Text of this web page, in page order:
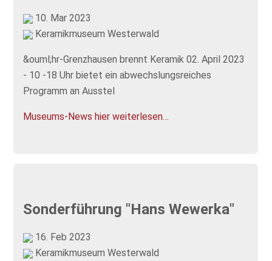
10. Mar 2023
Keramikmuseum Westerwald
&ouml;hr-Grenzhausen brennt Keramik 02. April 2023
- 10 -18 Uhr bietet ein abwechslungsreiches
Programm an Ausstel
Museums-News hier weiterlesen…
Sonderführung "Hans Wewerka"
16. Feb 2023
Keramikmuseum Westerwald